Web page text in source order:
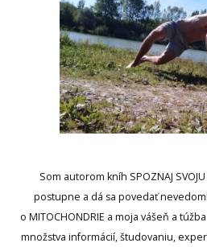
Som autorom kníh SPOZNAJ
postupne a dá sa povedať
o MITOCHONDRIE a moja vášeň a
množstva informácií, študovaniu,